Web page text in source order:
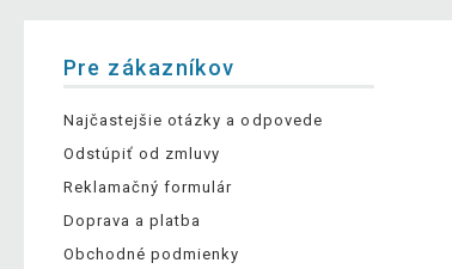
Pre zákazníkov
Najčastejšie otázky a odpovede
Odstúpiť od zmluvy
Reklamačný formulár
Doprava a platba
Obchodné podmienky